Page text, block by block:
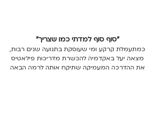
"סוף סוף למדתי כמו שצריך"
כמתעמלת קרקע ומי שעוסקת בתנועה שנים רבות,
מצאה יעל באקדמיה להכשרת מדריכות פילאטיס
את ההדרכה המעמיקה שתיקח אותה לרמה הבאה